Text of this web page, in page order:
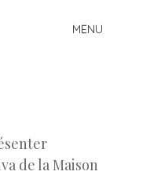
MENU
de la Maison